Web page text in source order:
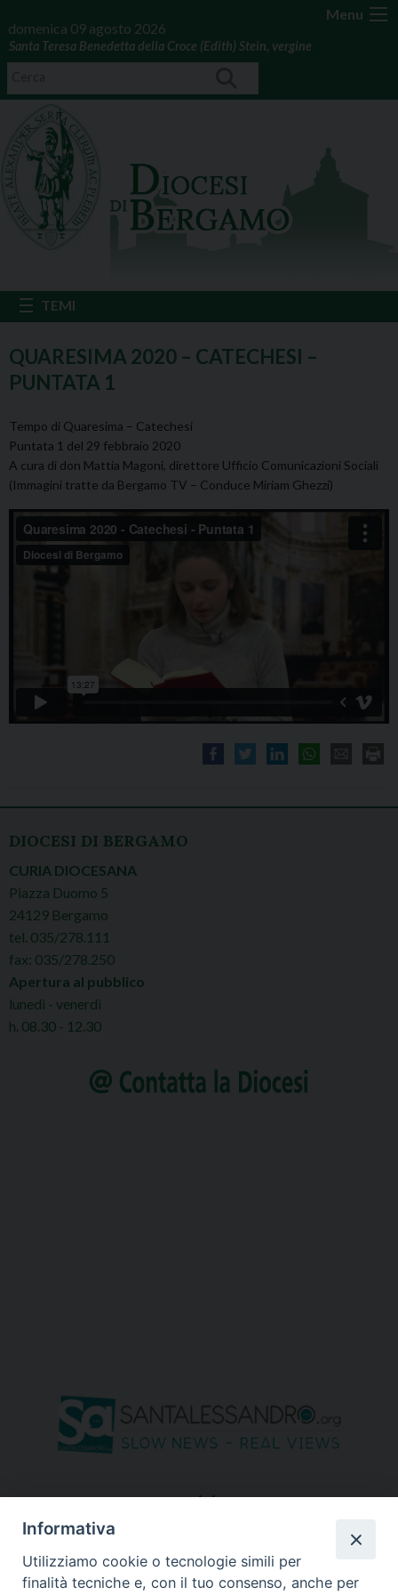
Menu
domenica 09 agosto 2026
Santa Teresa Benedetta della Croce (Edith) Stein, vergine
QUARESIMA 2020 – CATECHESI –
PUNTATA 1
Tempo di Quaresima – Catechesi
Puntata 1 del 29 febbraio 2020
A cura di don Mattia Magoni, direttore Ufficio Comunicazioni Sociali
(Immagini tratte da Bergamo TV – Conduce Miriam Ghezzi)
DIOCESI DI BERGAMO
CURIA DIOCESANA
Piazza Duomo 5
24129 Bergamo
tel. 035/278.111
fax: 035/278.250
Apertura al pubblico
lunedì - venerdì
h. 08.30 - 12.30
seguici su
Informativa
Utilizziamo cookie o tecnologie simili per
finalità tecniche e, con il tuo consenso, anche per